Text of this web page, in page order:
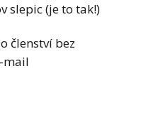
slepic (je to tak!)
členství bez
mail